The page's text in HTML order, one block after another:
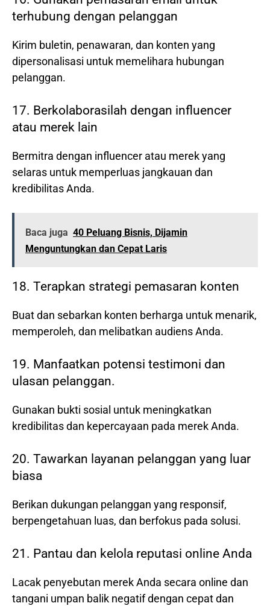
terhubung dengan pelanggan
Kirim buletin, penawaran, dan konten yang
dipersonalisasi untuk memelihara hubungan
pelanggan.
17. Berkolaborasilah dengan influencer
atau merek lain
Bermitra dengan influencer atau merek yang
selaras untuk memperluas jangkauan dan
kredibilitas Anda.
Baca juga 40 Peluang Bisnis, Dijamin
Menguntungkan dan Cepat Laris
18. Terapkan strategi pemasaran konten
Buat dan sebarkan konten berharga untuk menarik,
memperoleh, dan melibatkan audiens Anda.
19. Manfaatkan potensi testimoni dan
ulasan pelanggan.
Gunakan bukti sosial untuk meningkatkan
kredibilitas dan kepercayaan pada merek Anda.
20. Tawarkan layanan pelanggan yang luar
biasa
Berikan dukungan pelanggan yang responsif,
berpengetahuan luas, dan berfokus pada solusi.
21. Pantau dan kelola reputasi online Anda
Lacak penyebutan merek Anda secara online dan
tangani umpan balik negatif dengan cepat dan